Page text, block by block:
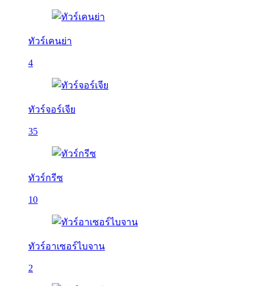
ทัวร์เคนย่า
4
ทัวร์จอร์เจีย
35
ทัวร์กรีซ
10
ทัวร์อาเซอร์ไบจาน
2